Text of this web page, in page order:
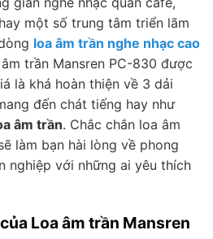
một số trung tâm triển lãm
loa âm trần nghe nhạc cao
trần Mansren PC-830 được
là khá hoàn thiện về 3 dải
đến chát tiếng hay như
âm trần. Chắc chắn loa âm
làm bạn hài lòng về phong
nghiệp với những ai yêu thích
Loa âm trần Mansren